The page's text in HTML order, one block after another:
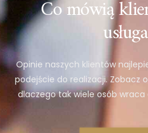
Co mówią
Opinie naszych klientów
podejście do realizacji. Zobacz
dlaczego tak wiele osób wraca